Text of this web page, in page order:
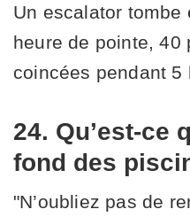
Un escalator tombe
heure de pointe, 40
coincées pendant 5
24. Qu’est-ce
fond des
"N’oubliez pas de